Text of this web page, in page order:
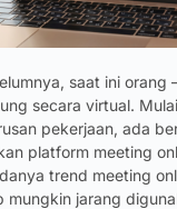
saat ini orang
secara virtual.
pekerjaan, ada
platform meeting
trend meeting
mungkin jarang